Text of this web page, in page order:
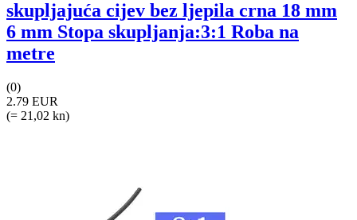
skupljajuća cijev bez ljepila crna 18 mm
6 mm Stopa skupljanja:3:1 Roba na
metre
(0)
2.79 EUR
(= 21,02 kn)